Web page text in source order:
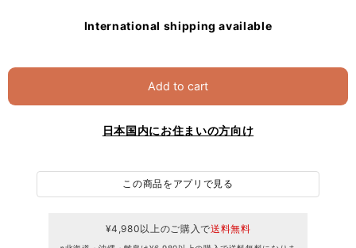
International shipping available
Add to cart
日本国内にお住まいの方向け
この商品をアプリで見る
¥4,980以上のご購入で送料無料